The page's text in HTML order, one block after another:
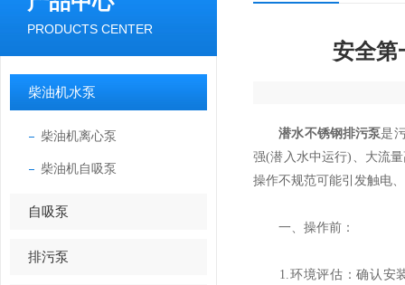
PRODUCTS CENTER
柴油机水泵
柴油机离心泵
柴油机自吸泵
自吸泵
排污泵
安全第
潜水不锈钢排污泵是
强(潜入水中运行)、大流
操作不规范可能引发触电
一、操作前：
1.环境评估：确认安装